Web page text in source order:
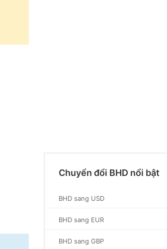
Chuyển đổi BHD nổi bật
BHD sang USD
BHD sang EUR
BHD sang GBP